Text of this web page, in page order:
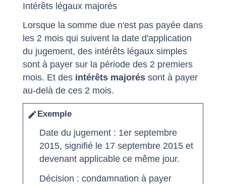
Intérêts légaux majorés
Lorsque la somme due n'est pas payée dans
les 2 mois qui suivent la date d'application
du jugement, des intérêts légaux simples
sont à payer sur la période des 2 premiers
mois. Et des intérêts majorés sont à payer
au-delà de ces 2 mois.
edit Exemple
Date du jugement : 1er septembre
2015, signifié le 17 septembre 2015 et
devenant applicable ce même jour.
Décision : condamnation à payer